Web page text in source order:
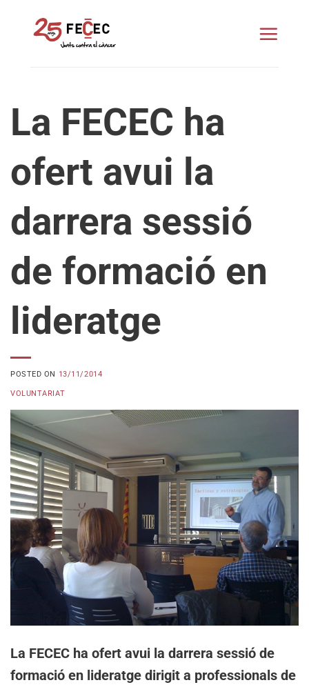
La FECEC ha
ofert avui la
darrera sessió
de formació en
lideratge
POSTED ON 13/11/2014
VOLUNTARIAT
La FECEC ha ofert avui la darrera sessió de
formació en lideratge dirigit a professionals de